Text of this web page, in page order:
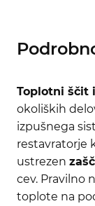
Toplotni ščit
okoliških
izpušnega
restavratorje
ustrezen
cev. Pravilno
toplote na